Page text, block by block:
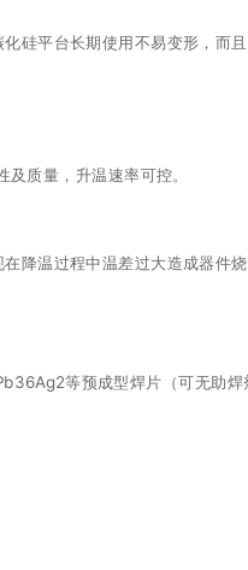
平台长期使用不易变形，而
质量，升温速率可控。
降温过程中温差过大造成器件
等预成型焊片（可无助